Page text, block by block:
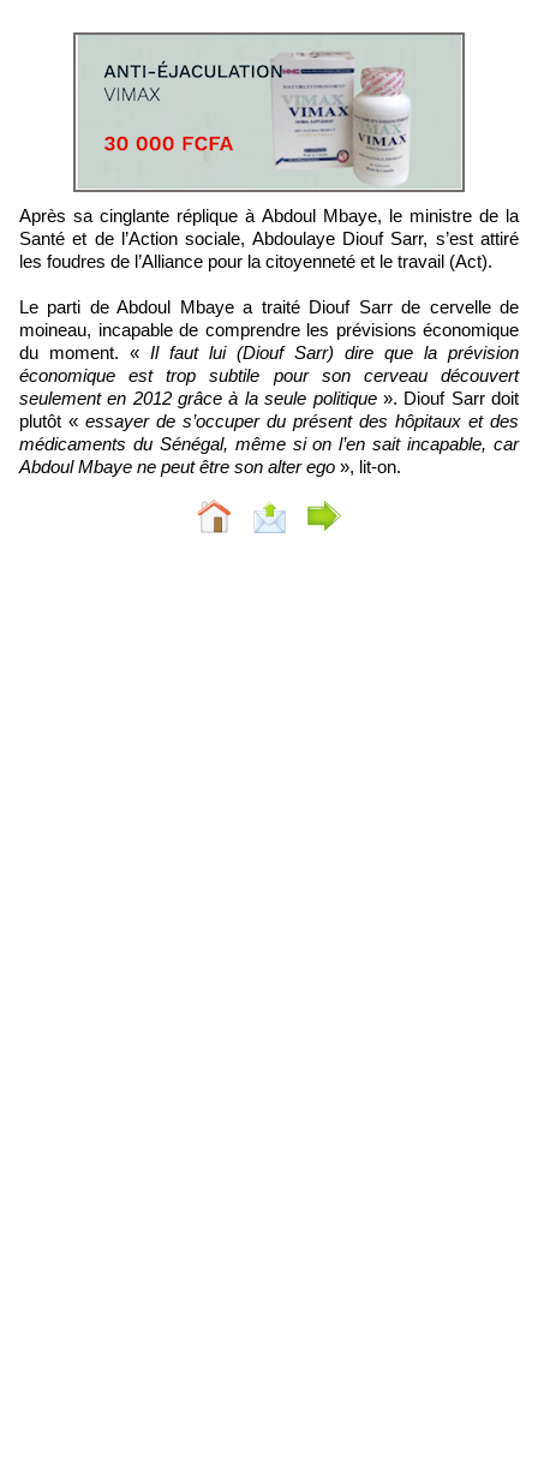
Après sa cinglante réplique à Abdoul Mbaye, le ministre de la
Santé et de l’Action sociale, Abdoulaye Diouf Sarr, s’est attiré
les foudres de l’Alliance pour la citoyenneté et le travail (Act).
Le parti de Abdoul Mbaye a traité Diouf Sarr de cervelle de
moineau, incapable de comprendre les prévisions économique
du moment. « Il faut lui (Diouf Sarr) dire que la prévision
économique est trop subtile pour son cerveau découvert
seulement en 2012 grâce à la seule politique ». Diouf Sarr doit
plutôt « essayer de s’occuper du présent des hôpitaux et des
médicaments du Sénégal, même si on l’en sait incapable, car
Abdoul Mbaye ne peut être son alter ego », lit-on.